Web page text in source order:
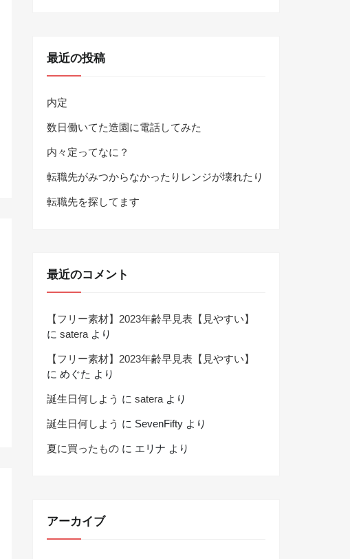
最近の投稿
内定
数日働いてた造園に電話してみた
内々定ってなに？
転職先がみつからなかったりレンジが壊れたり
転職先を探してます
最近のコメント
【フリー素材】2023年齢早見表【見やすい】
に satera より
【フリー素材】2023年齢早見表【見やすい】
に めぐた より
誕生日何しよう に satera より
誕生日何しよう に SevenFifty より
夏に買ったもの に エリナ より
アーカイブ